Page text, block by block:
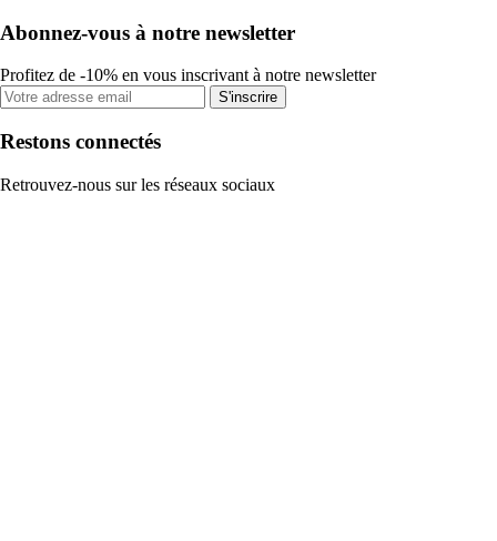
Abonnez-vous à notre newsletter
Profitez de -10% en vous inscrivant à notre newsletter
S'inscrire
Restons connectés
Retrouvez-nous sur les réseaux sociaux